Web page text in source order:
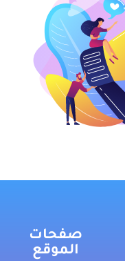
صفحات
الموقع